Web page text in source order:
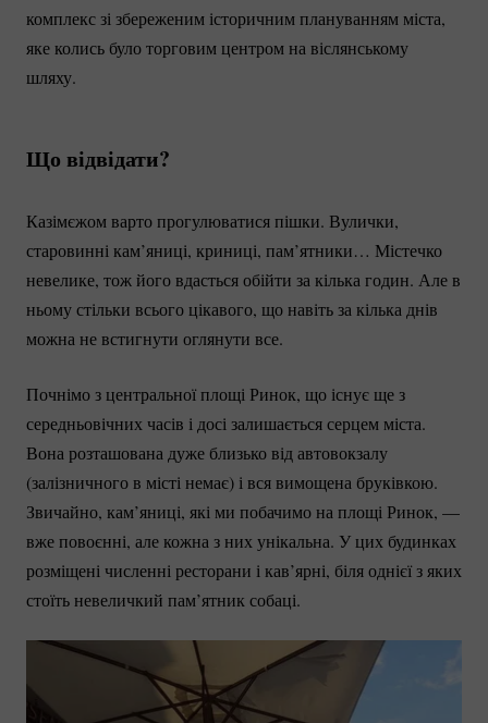
комплекс зі збереженим історичним плануванням міста,
яке колись було торговим центром на віслянському
шляху.
Що відвідати?
Казімєжом варто прогулюватися пішки. Вулички,
старовинні кам’яниці, криниці, пам’ятники… Містечко
невелике, тож його вдасться обійти за кілька годин. Але в
ньому стільки всього цікавого, що навіть за кілька днів
можна не встигнути оглянути все.
Почнімо з центральної площі Ринок, що існує ще з
середньовічних часів і досі залишається серцем міста.
Вона розташована дуже близько від автовокзалу
(залізничного в місті немає) і вся вимощена бруківкою.
Звичайно, кам’яниці, які ми побачимо на площі Ринок, —
вже повоєнні, але кожна з них унікальна. У цих будинках
розміщені численні ресторани і кав’ярні, біля однієї з яких
стоїть невеличкий пам’ятник собаці.